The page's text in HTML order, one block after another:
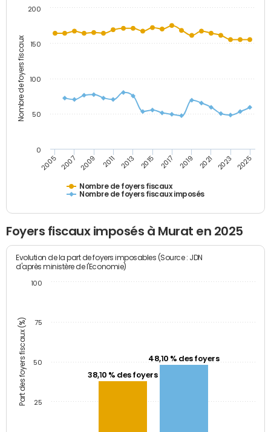
Nombre de foyers fiscaux
Nombre de foyers fiscaux
Nombre de foyers fiscaux imposés
2005 2007 2009 2011 2013 2015 2017 2019 2021 2023 2025
0
50
100
150
200
Foyers fiscaux imposés à Murat en 2025
Part des foyers fiscaux (%)
Evolution de la part de foyers imposables (Source : JDN
d'après ministère de l'Economie)
38,10 % des foyers
48,10 % des foyers
25
50
75
100